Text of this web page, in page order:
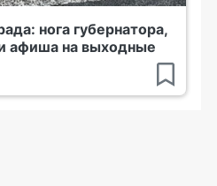
нога губернатора,
афиша на выходные